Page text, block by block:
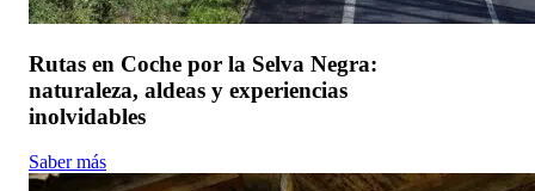
Rutas en Coche por la Selva Negra:
naturaleza, aldeas y experiencias
inolvidables
Saber más